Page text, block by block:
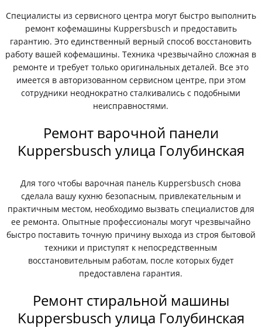
Специалисты из сервисного центра могут быстро выполнить
ремонт кофемашины Kuppersbusch и предоставить
гарантию. Это единственный верный способ восстановить
работу вашей кофемашины. Техника чрезвычайно сложная в
ремонте и требует только оригинальных деталей. Все это
имеется в авторизованном сервисном центре, при этом
сотрудники неоднократно сталкивались с подобными
неисправностями.
Ремонт варочной панели
Kuppersbusch улица Голубинская
Для того чтобы варочная панель Kuppersbusch снова
сделала вашу кухню безопасным, привлекательным и
практичным местом, необходимо вызвать специалистов для
ее ремонта. Опытные профессионалы могут чрезвычайно
быстро поставить точную причину выхода из строя бытовой
техники и приступят к непосредственным
восстановительным работам, после которых будет
предоставлена гарантия.
Ремонт стиральной машины
Kuppersbusch улица Голубинская